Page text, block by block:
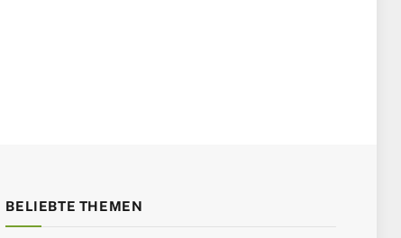
BELIEBTE THEMEN